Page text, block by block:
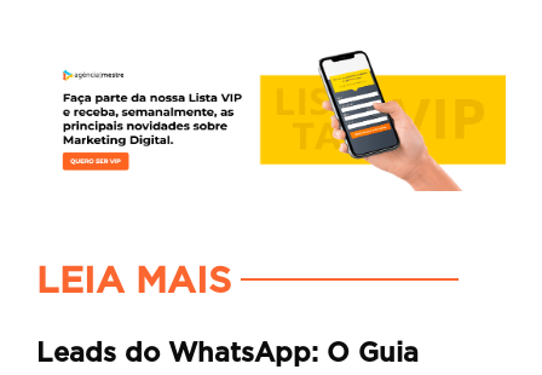
LEIA MAIS
Leads do WhatsApp: O Guia